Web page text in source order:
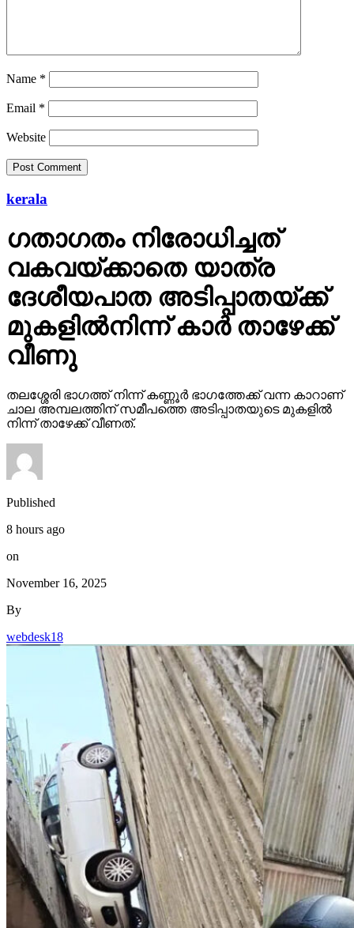
Name *
Email *
Website
kerala
ഗതാഗതം നിരോധിച്ചത്
വകവയ്ക്കാതെ യാത്ര
ദേശീയപാത അടിപ്പാതയ്ക്ക്
മുകളില്‍നിന്ന് കാര്‍ താഴേക്ക്
വീണു
തലശ്ശേരി ഭാഗത്ത് നിന്ന് കണ്ണൂര്‍ ഭാഗത്തേക്ക് വന്ന കാറാണ്
ചാല അമ്പലത്തിന് സമീപത്തെ അടിപ്പാതയുടെ മുകളില്‍
നിന്ന് താഴേക്ക് വീണത്.
Published
8 hours ago
on
November 16, 2025
By
webdesk18